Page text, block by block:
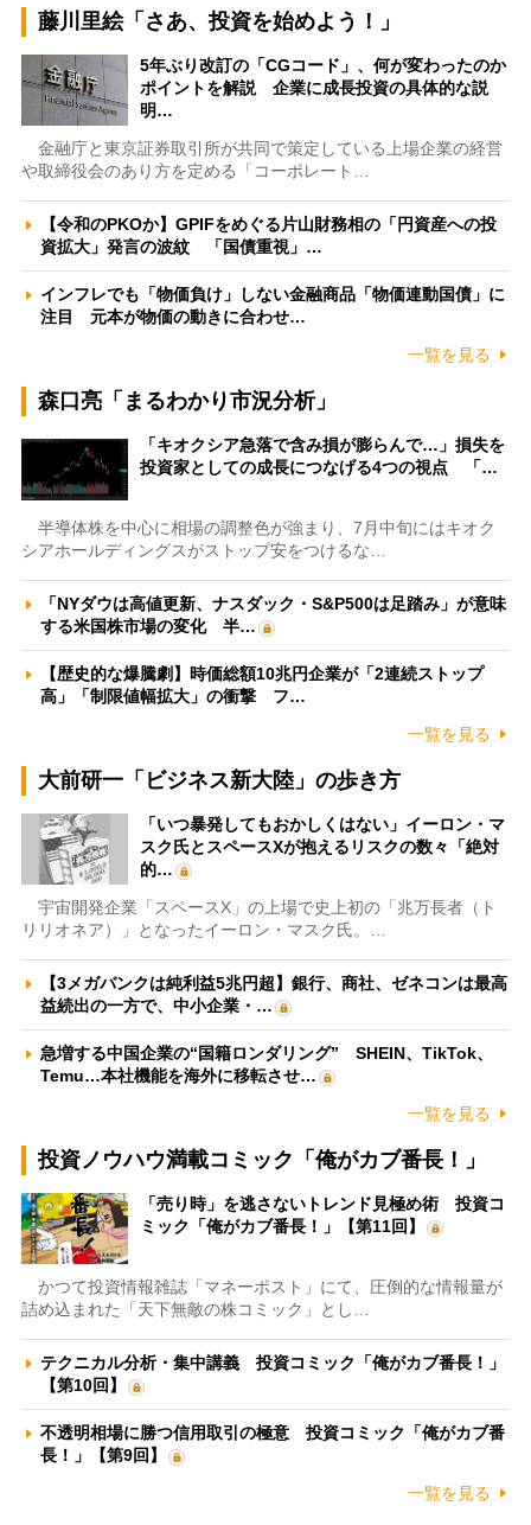
藤川里絵「さあ、投資を始めよう！」
5年ぶり改訂の「CGコード」、何が変わったのか
ポイントを解説 企業に成長投資の具体的な説
明…
金融庁と東京証券取引所が共同で策定している上場企業の経営
や取締役会のあり方を定める「コーポレート…
【令和のPKOか】GPIFをめぐる片山財務相の「円資産への投
資拡大」発言の波紋 「国債重視」…
インフレでも「物価負け」しない金融商品「物価連動国債」に
注目 元本が物価の動きに合わせ…
一覧を見る
森口亮「まるわかり市況分析」
「キオクシア急落で含み損が膨らんで…」損失を
投資家としての成長につなげる4つの視点 「…
半導体株を中心に相場の調整色が強まり、7月中旬にはキオク
シアホールディングスがストップ安をつけるな…
「NYダウは高値更新、ナスダック・S&P500は足踏み」が意味
する米国株市場の変化 半…
【歴史的な爆騰劇】時価総額10兆円企業が「2連続ストップ
高」「制限値幅拡大」の衝撃 フ…
一覧を見る
大前研一「ビジネス新大陸」の歩き方
「いつ暴発してもおかしくはない」イーロン・マ
スク氏とスペースXが抱えるリスクの数々「絶対
的…
宇宙開発企業「スペースX」の上場で史上初の「兆万長者（ト
リリオネア）」となったイーロン・マスク氏。…
【3メガバンクは純利益5兆円超】銀行、商社、ゼネコンは最高
益続出の一方で、中小企業・…
急増する中国企業の“国籍ロンダリング” SHEIN、TikTok、
Temu…本社機能を海外に移転させ…
一覧を見る
投資ノウハウ満載コミック「俺がカブ番長！」
「売り時」を逃さないトレンド見極め術 投資コ
ミック「俺がカブ番長！」【第11回】
かつて投資情報雑誌「マネーポスト」にて、圧倒的な情報量が
詰め込まれた「天下無敵の株コミック」とし…
テクニカル分析・集中講義 投資コミック「俺がカブ番長！」
【第10回】
不透明相場に勝つ信用取引の極意 投資コミック「俺がカブ番
長！」【第9回】
一覧を見る